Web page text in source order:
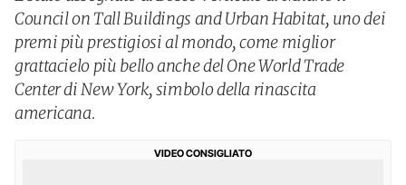
Council on Tall Buildings and Urban Habitat, uno dei
premi più prestigiosi al mondo, come miglior
grattacielo più bello anche del One World Trade
Center di New York, simbolo della rinascita
americana.
VIDEO CONSIGLIATO